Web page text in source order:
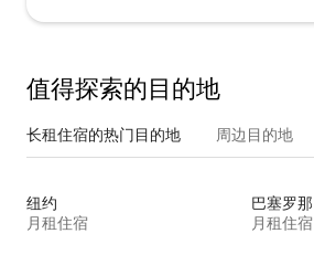
值得探索的目的地
长租住宿的热门目的地 周边目的地
纽约
月租住宿
巴塞罗那
月租住宿